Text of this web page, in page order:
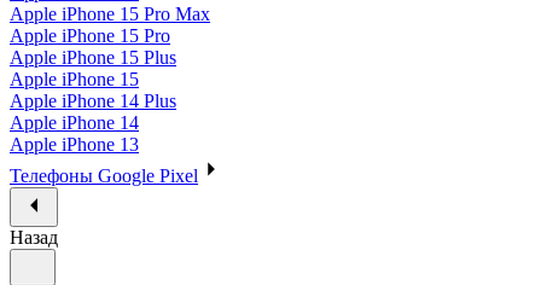
Apple iPhone 15 Pro Max
Apple iPhone 15 Pro
Apple iPhone 15 Plus
Apple iPhone 15
Apple iPhone 14 Plus
Apple iPhone 14
Apple iPhone 13
Телефоны Google Pixel
Назад